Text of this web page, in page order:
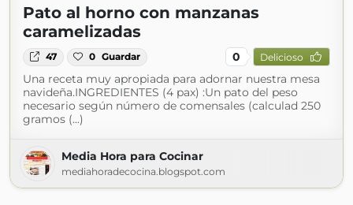
Pato al horno con manzanas
caramelizadas
47 0 Guardar 0 Delicioso
Una receta muy apropiada para adornar nuestra mesa
navideña.INGREDIENTES (4 pax) :Un pato del peso
necesario según número de comensales (calculad 250
gramos (...)
Media Hora para Cocinar
mediahoradecocina.blogspot.com